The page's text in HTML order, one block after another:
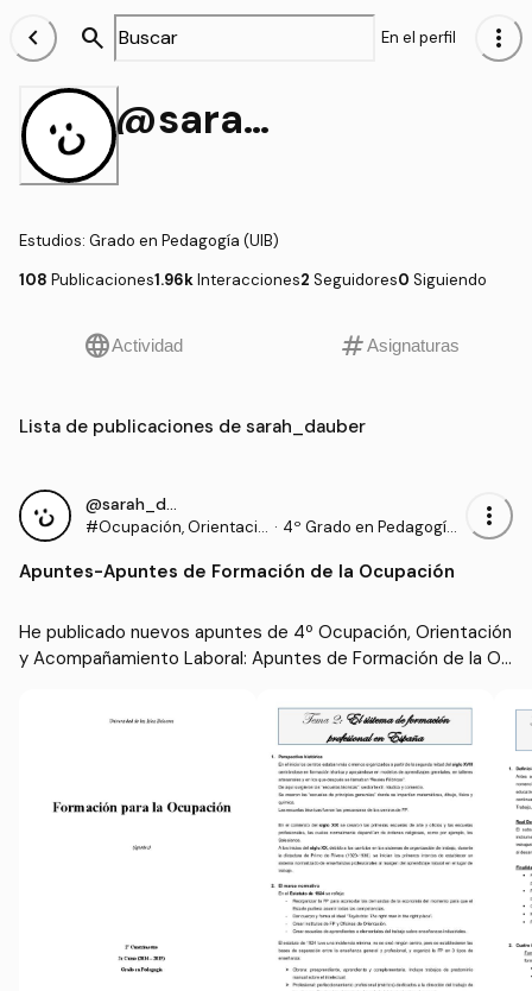
chevron_left search En el perfil more_vert
@sarah_dauber
Estudios: Grado en Pedagogía (UIB)
108 Publicaciones1.96kInteracciones2 Seguidores0 Siguiendo
languageActividad tagAsignaturas
Lista de publicaciones de sarah_dauber
@sarah_dauber
#Ocupación, Orientació
boral
· 4º Grado en Pedagogía
more_vert
Apuntes-Apuntes de Formación de la Ocupación
He publicado nuevos apuntes de 4º Ocupación, Orientación
y Acompañamiento Laboral: Apuntes de Formación de la Oc